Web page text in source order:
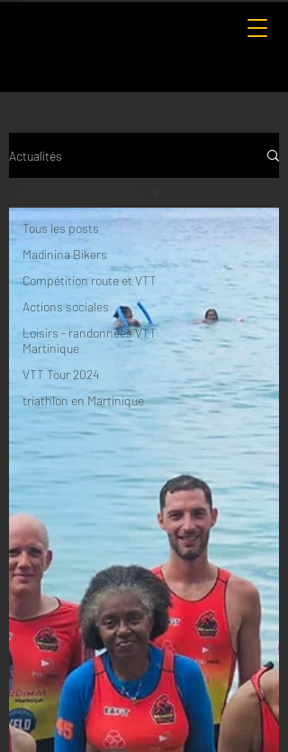
Actualités
Tous les posts
Madinina Bikers
Compétition route et VTT
Actions sociales
Loisirs - randonnées VTT
Martinique
VTT Tour 2024
triathlon en Martinique